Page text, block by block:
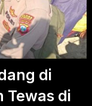
di
Tewas di